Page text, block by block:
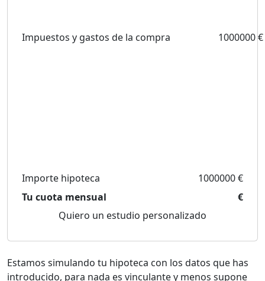
Impuestos y gastos de la compra 1000000 €
Importe hipoteca
1000000 €
Tu cuota mensual
€
Quiero un estudio personalizado
Estamos simulando tu hipoteca con los datos que has
introducido, para nada es vinculante y menos supone